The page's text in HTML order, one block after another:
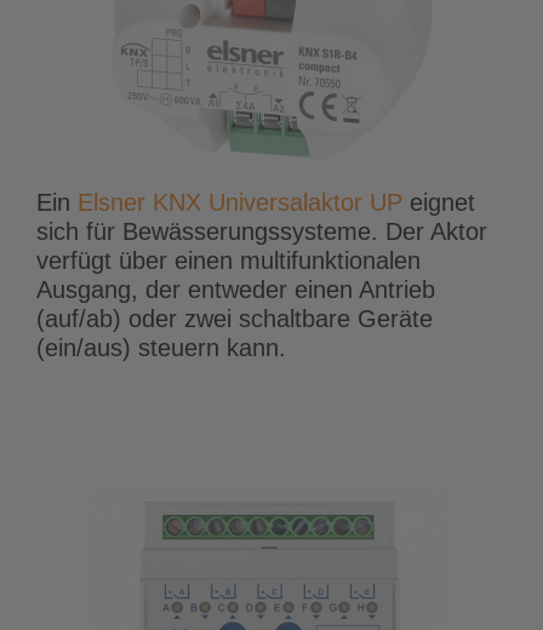
Ein Elsner KNX Universalaktor UP eignet
sich für Bewässerungssysteme. Der Aktor
verfügt über einen multifunktionalen
Ausgang, der entweder einen Antrieb
(auf/ab) oder zwei schaltbare Geräte
(ein/aus) steuern kann.